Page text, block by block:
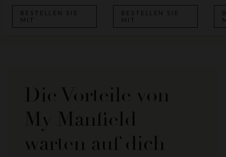
BESTELLEN SIE
MIT
BESTELLEN SIE
MIT
Die Vorteile von
My Manfield
warten auf dich